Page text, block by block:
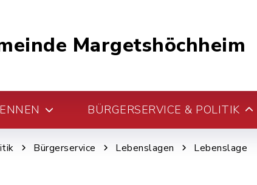
Margetshöchheim
BÜRGERSERVICE & POLITIK
Bürgerservice Lebenslagen Lebenslage